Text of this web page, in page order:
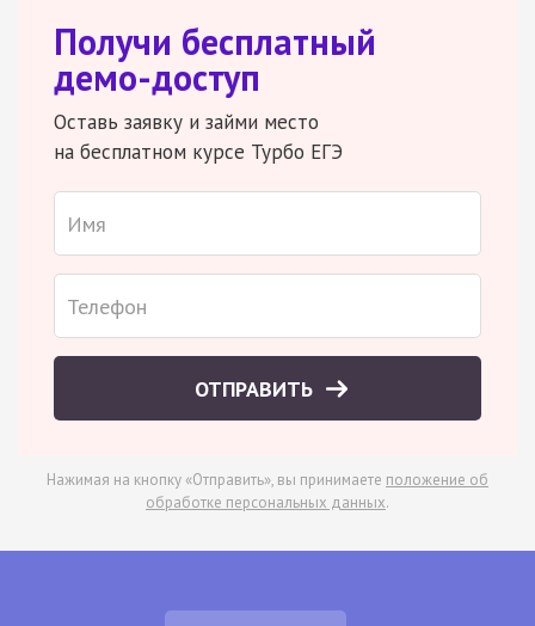
Получи бесплатный
демо-доступ
Оставь заявку и займи место
на бесплатном курсе Турбо ЕГЭ
ОТПРАВИТЬ
Нажимая на кнопку «Отправить», вы принимаете положение об
обработке персональных данных.